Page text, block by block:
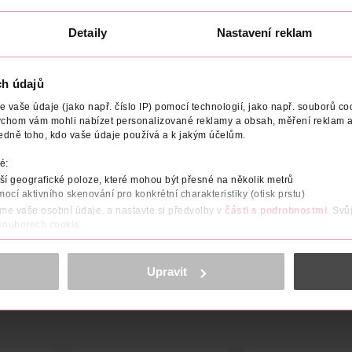
Detaily Nastavení reklam
údajů
vaše údaje (jako např. číslo IP) pomocí technologií, jako např. souborů
vám mohli nabízet personalizované reklamy a obsah, měření reklam
toho, kdo vaše údaje používá a k jakým účelům.
geografické poloze, které mohou být přesné na několik metrů
aktivního skenování pro konkrétní charakteristiky (otisk prstu)
vaše osobní údaje, a nastavte si předvolby v části s podrobnostmi .
cookie.
a reklam, funkcí sociálních médií, analýze návštěvnosti, které
osobních údajů.
<
Upravit
poskytuje přirozeně opálený tón pokožky bez nutnosti
rychlou, pohodlnou a rovnoměrnou aplikaci bez skvrn a
dosáhnout rovnoměrného, zářivého opálení bez fleků.
niacinamid a sladký mandlový olej pro hladkou,
a zanechává pokožku příjemně svěží. Složení je
ZOBRAZIT VÍCE